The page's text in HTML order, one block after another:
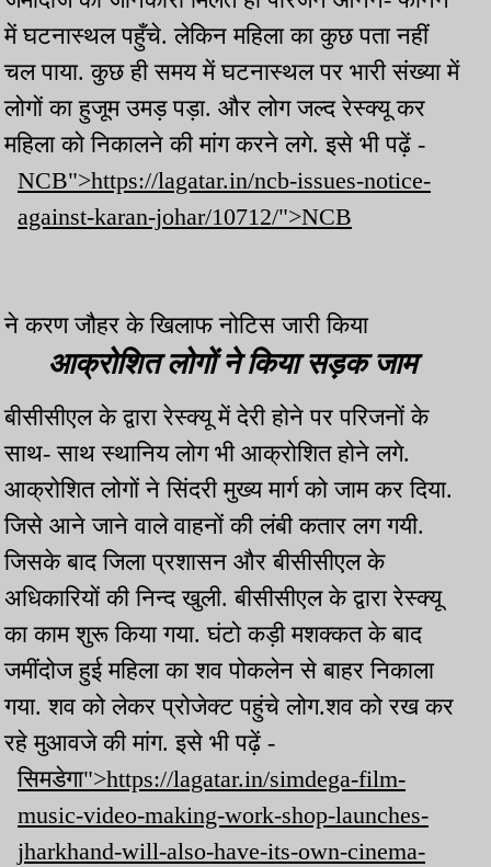
में घटनास्थल पहुँचे. लेकिन महिला का कुछ पता नहीं
चल पाया. कुछ ही समय में घटनास्थल पर भारी संख्या में
लोगों का हुजूम उमड़ पड़ा. और लोग जल्द रेस्क्यू कर
महिला को निकालने की मांग करने लगे. इसे भी पढ़ें -
NCB">https://lagatar.in/ncb-issues-notice-
against-karan-johar/10712/">NCB
ने करण जौहर के खिलाफ नोटिस जारी किया
आक्रोशित लोगों ने किया सड़क जाम
बीसीसीएल के द्वारा रेस्क्यू में देरी होने पर परिजनों के
साथ- साथ स्थानिय लोग भी आक्रोशित होने लगे.
आक्रोशित लोगों ने सिंदरी मुख्य मार्ग को जाम कर दिया.
जिसे आने जाने वाले वाहनों की लंबी कतार लग गयी.
जिसके बाद जिला प्रशासन और बीसीसीएल के
अधिकारियों की निन्द खुली. बीसीसीएल के द्वारा रेस्क्यू
का काम शुरू किया गया. घंटो कड़ी मशक्कत के बाद
जमींदोज हुई महिला का शव पोकलेन से बाहर निकाला
गया. शव को लेकर प्रोजेक्ट पहुंचे लोग.शव को रख कर
रहे मुआवजे की मांग. इसे भी पढ़ें -
सिमडेगा">https://lagatar.in/simdega-film-
music-video-making-work-shop-launches-
jharkhand-will-also-have-its-own-cinema-